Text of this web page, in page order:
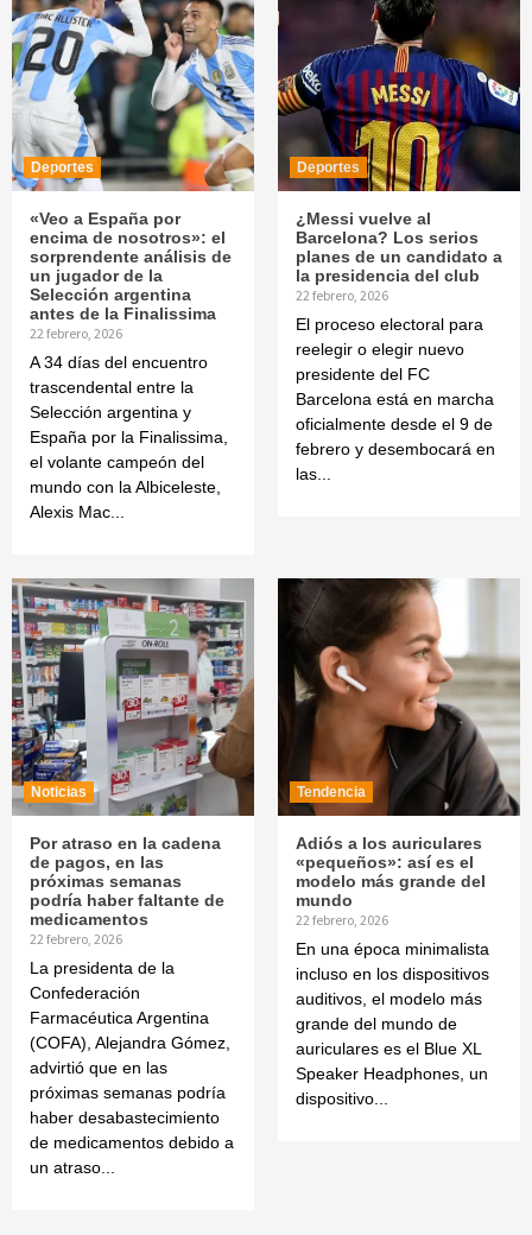
Deportes
«Veo a España por
encima de nosotros»: el
sorprendente análisis de
un jugador de la
Selección argentina
antes de la Finalissima
22 febrero, 2026
A 34 días del encuentro
trascendental entre la
Selección argentina y
España por la Finalissima,
el volante campeón del
mundo con la Albiceleste,
Alexis Mac...
Deportes
¿Messi vuelve al
Barcelona? Los serios
planes de un candidato a
la presidencia del club
22 febrero, 2026
El proceso electoral para
reelegir o elegir nuevo
presidente del FC
Barcelona está en marcha
oficialmente desde el 9 de
febrero y desembocará en
las...
Noticias
Por atraso en la cadena
de pagos, en las
próximas semanas
podría haber faltante de
medicamentos
22 febrero, 2026
La presidenta de la
Confederación
Farmacéutica Argentina
(COFA), Alejandra Gómez,
advirtió que en las
próximas semanas podría
haber desabastecimiento
de medicamentos debido a
un atraso...
Tendencia
Adiós a los auriculares
«pequeños»: así es el
modelo más grande del
mundo
22 febrero, 2026
En una época minimalista
incluso en los dispositivos
auditivos, el modelo más
grande del mundo de
auriculares es el Blue XL
Speaker Headphones, un
dispositivo...